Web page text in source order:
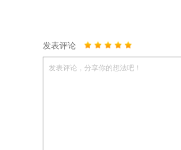
发表评论
发表评论，分享你的想法吧！